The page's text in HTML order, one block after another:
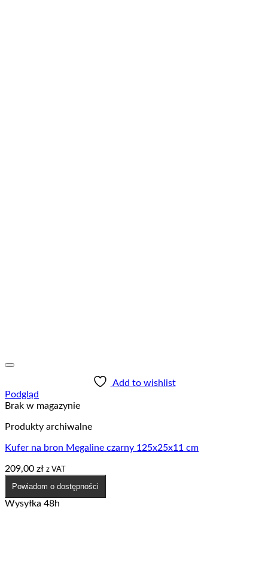
Add to wishlist
Podgląd
Brak w magazynie
Produkty archiwalne
Kufer na bron Megaline czarny 125x25x11 cm
209,00 zł z VAT
Powiadom o dostępności
Wysyłka 48h